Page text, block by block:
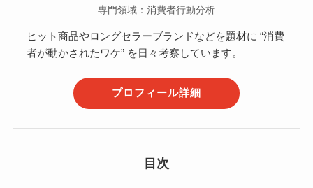
専門領域：消費者行動分析
ヒット商品やロングセラーブランドなどを題材に “消費
者が動かされたワケ” を日々考察しています。
プロフィール詳細
目次